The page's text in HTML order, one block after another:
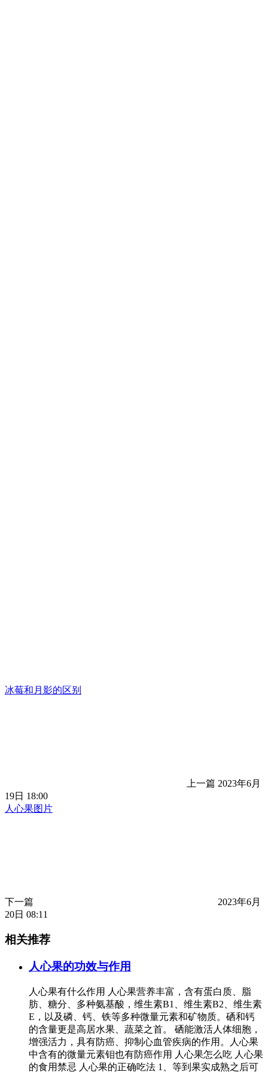
冰莓和月影的区别
上一篇 2023年6月
19日 18:00
人心果图片
下一篇
2023年6月
20日 08:11
相关推荐
人心果的功效与作用
人心果有什么作用 人心果营养丰富，含有蛋白质、脂
肪、糖分、多种氨基酸，维生素B1、维生素B2、维生素
E，以及磷、钙、铁等多种微量元素和矿物质。硒和钙
的含量更是高居水果、蔬菜之首。 硒能激活人体细胞，
增强活力，具有防癌、抑制心血管疾病的作用。人心果
中含有的微量元素钼也有防癌作用 人心果怎么吃 人心果
的食用禁忌 人心果的正确吃法 1、等到果实成熟之后可